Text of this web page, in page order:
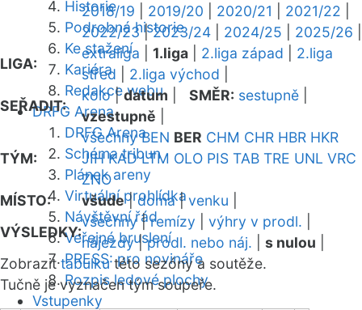
Historie
Podrobná historie
Ke stažení
Kariéra
Redakce webu
DRFG Arena
DRFG Arena
Schéma tribun
Plánek areny
Virtuální prohlídka
Návštěvní řád
Veřejné bruslení
PRESS: pro novináře
Rozpis ledové plochy
Vstupenky
2018/19
2019/20 2020/21 2021/22
2022/23|2023/24 2024/25 2025/26
LIGA:
extraliga 1.liga 2.liga západ
2.liga
střed
2.liga východ
SEŘADIT:
kolo|datum SMĚR: sestupně
vzestupně
TÝM:
všechny BEN BER CHM CHR HBR HKR
JIH KAD LTM OLO PIS TAB TRE UNL VRC
ZNO
MÍSTO:
všude|doma|venku
VÝSLEDKY:
všechny|remízy výhry v prodl.
nájezdy|prodl. nebo náj. s nulou
Zobrazittabulkutéto sezóny a soutěže.
Tučně je vyznačen tým soupeře.